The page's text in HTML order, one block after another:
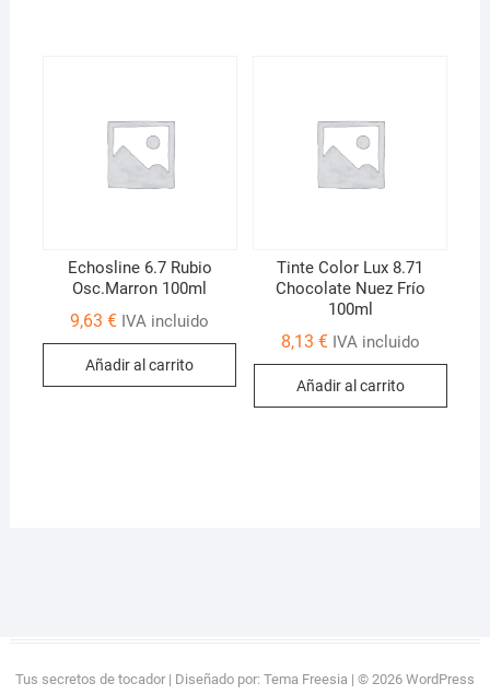
Echosline 6.7 Rubio
Osc.Marron 100ml
9,63€ IVA incluido
Añadir al carrito
Tinte Color Lux 8.71
Chocolate Nuez Frío
100ml
8,13 € IVA incluido
Añadir al carrito
Tus secretos de tocador| Diseñado por: Tema Freesia| © 2026 WordPress